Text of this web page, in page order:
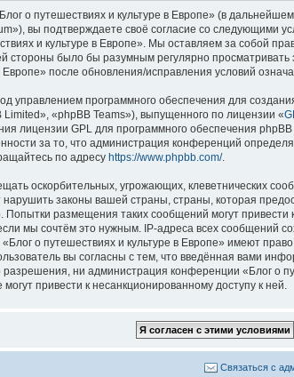
о путешествиях и культуре в Европе» (в
вы подтверждаете своё согласие со следующими
и культуре в Европе». Мы оставляем за собой
стороны было бы разумным регулярно
Европе» после обновления/исправления условий
управлением программного обеспечения для
«phpBB Teams»), выпущенного по лицензии «
лицензии GPL для программного обеспечения
за то, что администрация конференций
по адресу https://www.phpbb.com/.
оскорбительных, угрожающих, клеветнических
законы вашей страны, страны, которая
Попытки размещения таких сообщений могут
мы сочтём это нужным. IP-адреса всех сообщений
о путешествиях и культуре в Европе» имеют
вы согласны с тем, что введённая вами
ни администрация конференции «Блог о
привести к несанкционированному доступу к ней.
Связаться с